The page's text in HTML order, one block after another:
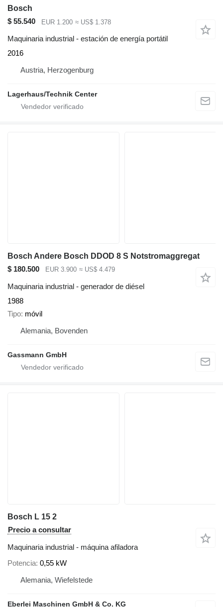
Bosch
$ 55.540
EUR 1.200 ≈ US$ 1.378
Maquinaria industrial - estación de energía portátil
2016
Austria, Herzogenburg
Lagerhaus/Technik Center
Bosch Andere Bosch DDOD 8 S Notstromaggregat
$ 180.500
EUR 3.900 ≈ US$ 4.479
Maquinaria industrial - generador de diésel
1988
Tipo móvil
Alemania, Bovenden
Gassmann GmbH
Bosch L 15 2
Precio a consultar
Maquinaria industrial - máquina afiladora
Potencia 0,55 kW
Alemania, Wiefelstede
Eberlei Maschinen GmbH & Co. KG